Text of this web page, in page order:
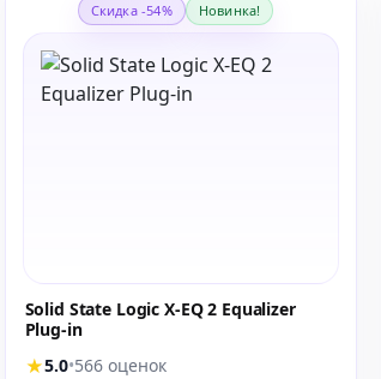
Скидка -54% Новинка!
Solid State Logic X-EQ 2 Equalizer
Plug-in
★5.0•566 оценок